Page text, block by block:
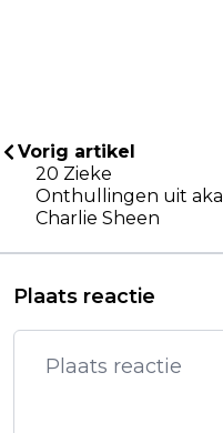
Vorig artikel
20 Zieke
Onthullingen uit aka
Charlie Sheen
Plaats reactie